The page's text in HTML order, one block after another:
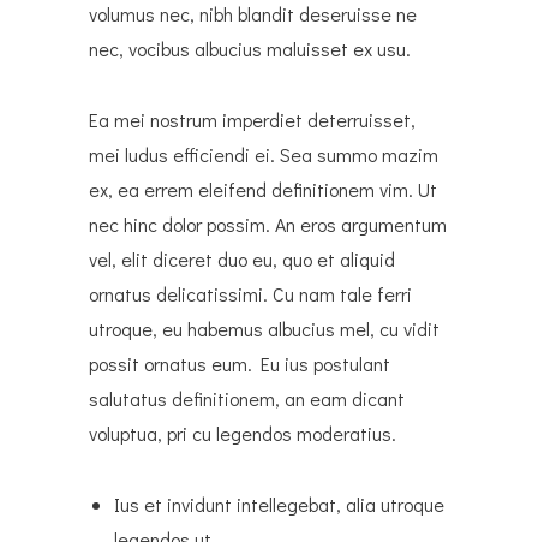
volumus nec, nibh blandit deseruisse ne
nec, vocibus albucius maluisset ex usu.
Ea mei nostrum imperdiet deterruisset,
mei ludus efficiendi ei. Sea summo mazim
ex, ea errem eleifend definitionem vim. Ut
nec hinc dolor possim. An eros argumentum
vel, elit diceret duo eu, quo et aliquid
ornatus delicatissimi. Cu nam tale ferri
utroque, eu habemus albucius mel, cu vidit
possit ornatus eum. Eu ius postulant
salutatus definitionem, an eam dicant
voluptua, pri cu legendos moderatius.
Ius et invidunt intellegebat, alia utroque